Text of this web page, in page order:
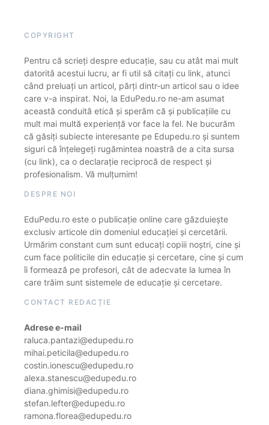
COPYRIGHT
Pentru că scrieți despre educație, sau cu atât mai mult
datorită acestui lucru, ar fi util să citați cu link, atunci
când preluați un articol, părți dintr-un articol sau o idee
care v-a inspirat. Noi, la EduPedu.ro ne-am asumat
această conduită etică și sperăm că și publicațiile cu
mult mai multă experiență vor face la fel. Ne bucurăm
că găsiți subiecte interesante pe Edupedu.ro și suntem
siguri că înțelegeți rugămintea noastră de a cita sursa
(cu link), ca o declarație reciprocă de respect și
profesionalism. Vă mulțumim!
DESPRE NOI
EduPedu.ro este o publicație online care găzduiește
exclusiv articole din domeniul educației și cercetării.
Urmărim constant cum sunt educați copiii noștri, cine și
cum face politicile din educație și cercetare, cine și cum
îi formează pe profesori, cât de adecvate la lumea în
care trăim sunt sistemele de educație și cercetare.
CONTACT REDACȚIE
Adrese e-mail
raluca.pantazi@edupedu.ro
mihai.peticila@edupedu.ro
costin.ionescu@edupedu.ro
alexa.stanescu@edupedu.ro
diana.ghimisi@edupedu.ro
stefan.lefter@edupedu.ro
ramona.florea@edupedu.ro